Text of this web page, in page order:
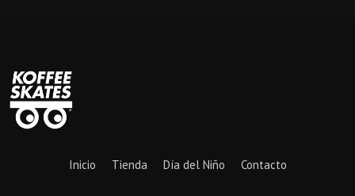
Inicio Tienda Día del Niño Contacto